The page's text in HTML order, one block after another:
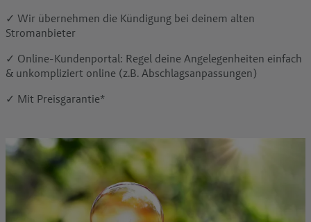
✓ Wir übernehmen die Kündigung bei deinem alten
Stromanbieter
✓ Online-Kundenportal: Regel deine Angelegenheiten einfach
& unkompliziert online (z.B. Abschlagsanpassungen)
✓ Mit Preisgarantie*